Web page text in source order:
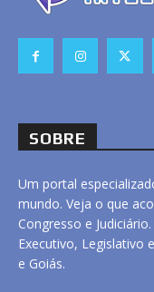
SOBRE
Um portal
mundo. Veja o que
Congresso e
Executivo, Legislativo
e Goiás.